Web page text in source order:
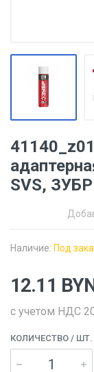
SVS, ЗУБР
Наличие: Под
12.11
с учетом НДС
КОЛИЧЕСТВО / ШТ.